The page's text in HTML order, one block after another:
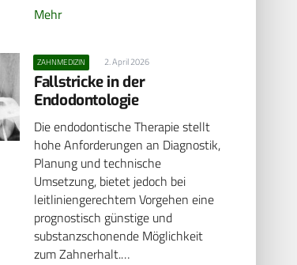
Mehr
ZAHNMEDIZIN 2. April 2026
Fallstricke in der
Endodontologie
Die endodontische Therapie stellt
hohe Anforderungen an Diagnostik,
Planung und technische
Umsetzung, bietet jedoch bei
leitliniengerechtem Vorgehen eine
prognostisch günstige und
substanzschonende Möglichkeit
zum Zahnerhalt.…